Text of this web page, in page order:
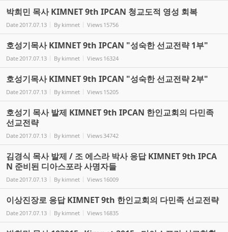
박희민 목사 KIMNET 9th IPCAN 청교도적 영성 회복
Date2017.07.13 By kimnet Views 15756
호성기목사 KIMNET 9th IPCAN "성숙한 선교전략 1부"
Date2017.07.13 By kimnet Views 16324
호성기목사 KIMNET 9th IPCAN "성숙한 선교전략 2부"
Date2017.07.13 By kimnet Views 15205
호성기 목사 발제 KIMNET 9th IPCAN 한인교회의 다민족
선교전략
Date2017.07.13 By kimnet Views34742
김경식 목사 발제 / 조 에스라 박사 응답 KIMNET 9th IPCA
N 준비된 디아스포라 사명자들
Date2017.07.13 By kimnet Views 16009
이상진장로 응답 KIMNET 9th 한인교회의 다민족 선교전략
Date2017.07.13 By kimnet Views 16835